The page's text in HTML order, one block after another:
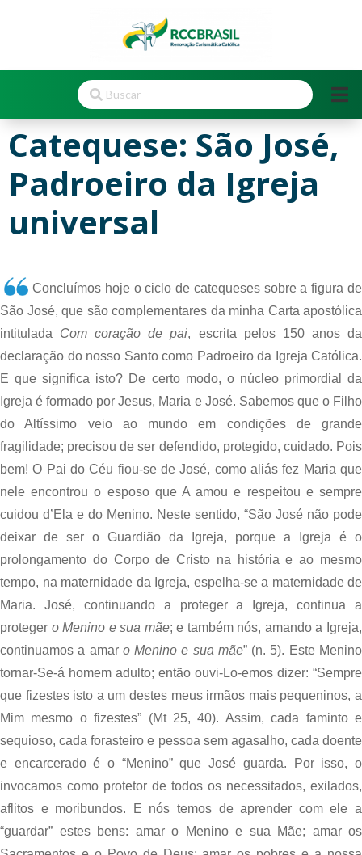
Catequese: São José,
Padroeiro da Igreja
universal
Concluímos hoje o ciclo de catequeses sobre a figura de
São José, que são complementares da minha Carta apostólica
intitulada Com coração de pai, escrita pelos 150 anos da
declaração do nosso Santo como Padroeiro da Igreja Católica.
E que significa isto? De certo modo, o núcleo primordial da
Igreja é formado por Jesus, Maria e José. Sabemos que o Filho
do Altíssimo veio ao mundo em condições de grande
fragilidade; precisou de ser defendido, protegido, cuidado. Pois
bem! O Pai do Céu fiou-se de José, como aliás fez Maria que
nele encontrou o esposo que A amou e respeitou e sempre
cuidou d’Ela e do Menino. Neste sentido, “São José não pode
deixar de ser o Guardião da Igreja, porque a Igreja é o
prolongamento do Corpo de Cristo na história e ao mesmo
tempo, na maternidade da Igreja, espelha-se a maternidade de
Maria. José, continuando a proteger a Igreja, continua a
proteger o Menino e sua mãe; e também nós, amando a Igreja,
continuamos a amar o Menino e sua mãe” (n. 5). Este Menino
tornar-Se-á homem adulto; então ouvi-Lo-emos dizer: “Sempre
que fizestes isto a um destes meus irmãos mais pequeninos, a
Mim mesmo o fizestes” (Mt 25, 40). Assim, cada faminto e
sequioso, cada forasteiro e pessoa sem agasalho, cada doente
e encarcerado é o “Menino” que José guarda. Por isso, o
invocamos como protetor de todos os necessitados, exilados,
aflitos e moribundos. E nós temos de aprender com ele a
“guardar” estes bens: amar o Menino e sua Mãe; amar os